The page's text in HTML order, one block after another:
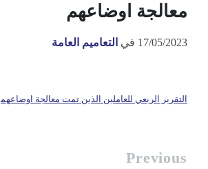
معالجة اوضاعهم
17/05/2023 في التعاميم العامة
التقرير الربعي للعاملين الذين تمت معالجة اوضاعهم
Previous